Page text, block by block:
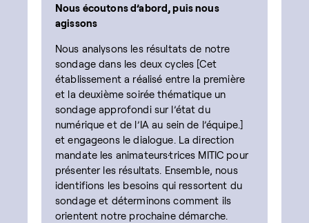
Nous écoutons d’abord, puis nous
agissons
Nous analysons les résultats de notre
sondage dans les deux cycles [Cet
établissement a réalisé entre la première
et la deuxième soirée thématique un
sondage approfondi sur l’état du
numérique et de l’IA au sein de l’équipe.]
et engageons le dialogue. La direction
mandate les animateurs·trices MITIC pour
présenter les résultats. Ensemble, nous
identifions les besoins qui ressortent du
sondage et déterminons comment ils
orientent notre prochaine démarche.